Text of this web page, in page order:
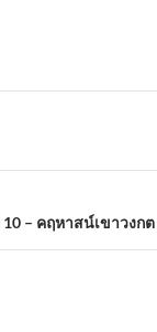
– คฤหาสน์เขาวงกต